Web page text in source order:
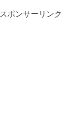
スポンサーリンク